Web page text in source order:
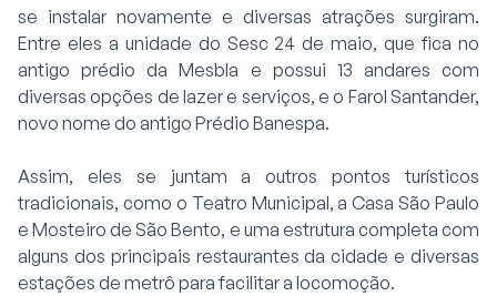
se instalar novamente e diversas atrações surgiram.
Entre eles a unidade do Sesc 24 de maio, que fica no
antigo prédio da Mesbla e possui 13 andares com
diversas opções de lazer e serviços, e o Farol Santander,
novo nome do antigo Prédio Banespa.
Assim, eles se juntam a outros pontos turísticos
tradicionais, como o Teatro Municipal, a Casa São Paulo
e Mosteiro de São Bento, e uma estrutura completa com
alguns dos principais restaurantes da cidade e diversas
estações de metrô para facilitar a locomoção.